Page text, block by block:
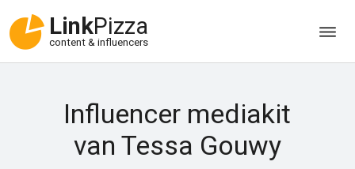
LinkPizza
content & influencers
Influencer mediakit
van Tessa Gouwy